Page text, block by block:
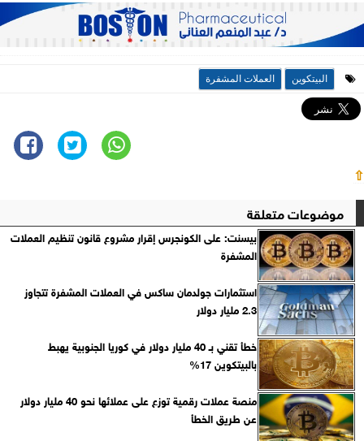
البيتكوين العملات المشفرة
⇧
موضوعات متعلقة
بيسنت: على الكونجرس إقرار مشروع قانون تنظيم العملات
المشفرة
استثمارات جولدمان ساكس في العملات المشفرة تتجاوز
2.3 مليار دولار
خطأ تقني بـ 40 مليار دولار في كوريا الجنوبية يهبط
بالبيتكوين 17%
منصة عملات رقمية توزع على عملائها نحو 40 مليار دولار
عن طريق الخطأ